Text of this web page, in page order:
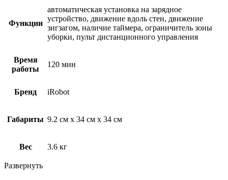
Функции
автоматическая установка на зарядное
устройство, движение вдоль стен, движение
зигзагом, наличие таймера, ограничитель зоны
уборки, пульт дистанционного управления
Время
работы
120 мин
Бренд iRobot
Габариты 9.2 см х 34 см х 34 см
Вес 3.6 кг
Развернуть